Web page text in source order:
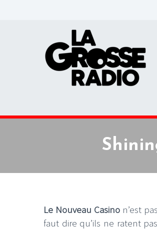
Le Nouveau Casinon’est
faut dire qu’ils ne ratent